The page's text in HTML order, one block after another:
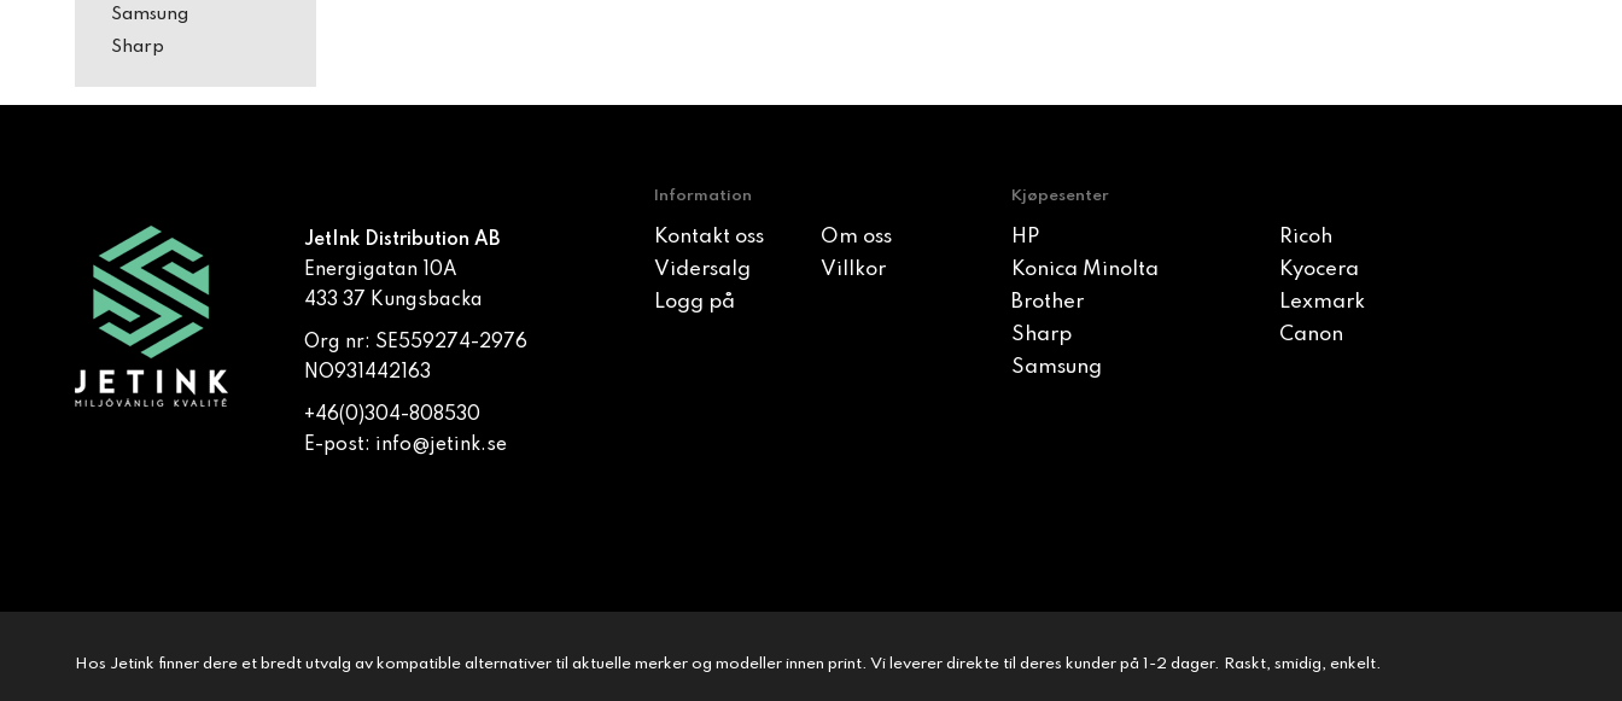
Samsung
Sharp
JetInk Distribution AB
Energigatan 10A
433 37 Kungsbacka
Org nr: SE559274-2976
NO931442163
+46(0)304-808530
E-post: info@jetink.se
Information
Kontakt oss
Om oss
Vidersalg
Villkor
Logg på
Kjøpesenter
HP
Ricoh
Konica Minolta
Kyocera
Brother
Lexmark
Sharp
Canon
Samsung
Hos Jetink finner dere et bredt utvalg av kompatible alternativer til aktuelle merker og modeller innen print. Vi leverer direkte til deres kunder på 1-2 dager. Raskt, smidig, enkelt.